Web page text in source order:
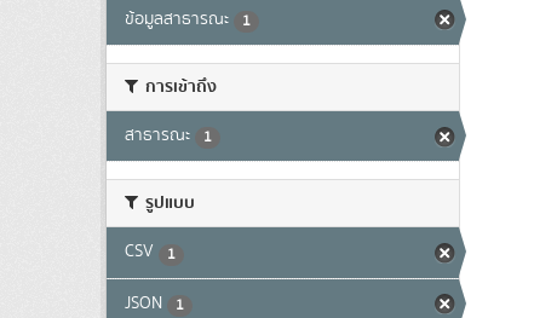
ข้อมูลสาธารณะ 1
การเข้าถึง
สาธารณะ 1
รูปแบบ
CSV 1
JSON 1